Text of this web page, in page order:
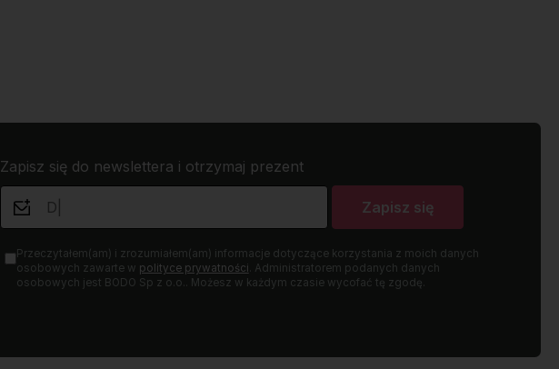
Zapisz się do newslettera i otrzymaj prezent
Zapisz się
Przeczytałem(am) i zrozumiałem(am) informacje dotyczące korzystania z moich danych
osobowych zawarte w polityce prywatności . Administratorem podanych danych
osobowych jest BODO Sp z o.o.. Możesz w każdym czasie wycofać tę zgodę.